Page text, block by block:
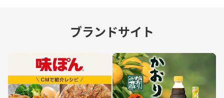
ブランドサイト